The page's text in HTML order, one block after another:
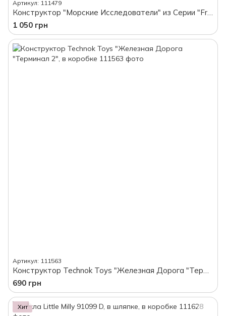
Артикул: 111479
Конструктор "Морские Исследователи" из Серии "Friend", 380 деталей, в коробке
1 050 грн
Артикул: 111563
Конструктор Technok Toys "Железная Дорога "Терминал 2", в коробке
690 грн
Хит